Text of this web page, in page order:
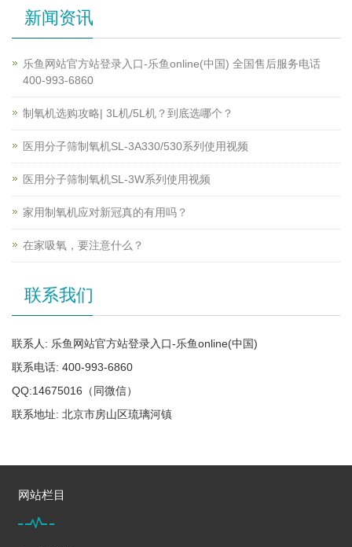
新闻资讯
乐鱼网站官方站登录入口-乐鱼online(中国) 全国售后服务电话
400-993-6860
制氧机选购攻略| 3L机/5L机？到底选哪个？
医用分子筛制氧机SL-3A330/530系列使用视频
医用分子筛制氧机SL-3W系列使用视频
家用制氧机应对新冠真的有用吗？
在家吸氧，要注意什么？
联系我们
联系人: 乐鱼网站官方站登录入口-乐鱼online(中国)
联系电话: 400-993-6860
QQ:14675016（同微信）
联系地址: 北京市房山区琉璃河镇
网站栏目